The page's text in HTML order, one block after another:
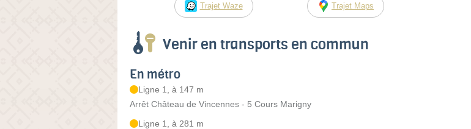
Trajet Waze Trajet Maps
Venir en transports en commun
En métro
Ligne 1, à 147 m
Arrêt Château de Vincennes - 5 Cours Marigny
Ligne 1, à 281 m